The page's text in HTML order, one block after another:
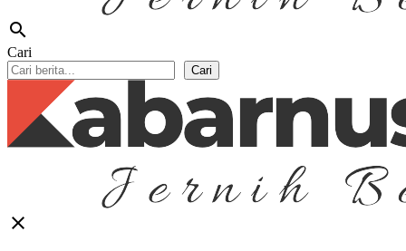
search
Cari
Cari
close